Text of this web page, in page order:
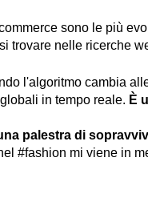
sono le più
trovare nelle ricerche
l'algoritmo cambia
in tempo reale. È
palestra di
#fashion mi viene in